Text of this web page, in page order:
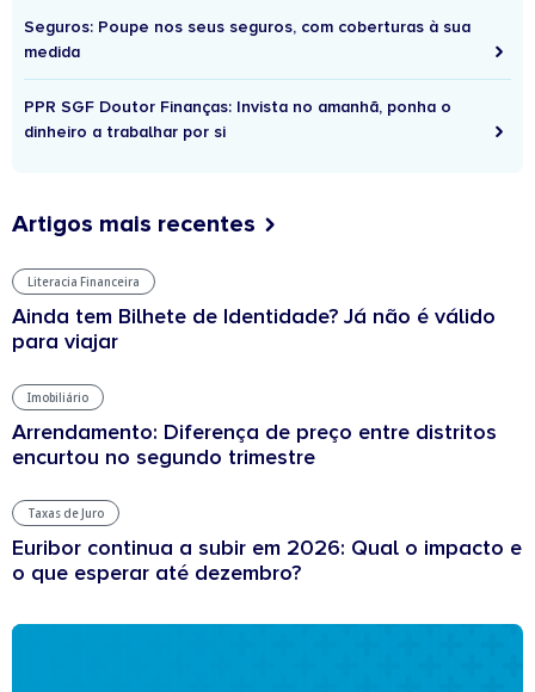
Seguros: Poupe nos seus seguros, com coberturas à sua
medida
PPR SGF Doutor Finanças: Invista no amanhã, ponha o
dinheiro a trabalhar por si
Artigos mais recentes
Literacia Financeira
Ainda tem Bilhete de Identidade? Já não é válido
para viajar
Imobiliário
Arrendamento: Diferença de preço entre distritos
encurtou no segundo trimestre
Taxas de Juro
Euribor continua a subir em 2026: Qual o impacto e
o que esperar até dezembro?